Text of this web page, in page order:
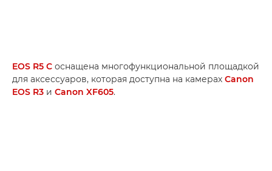
EOS R5 C оснащена многофункциональной площадкой
для аксессуаров, которая доступна на камерах Canon
EOS R3 и Canon XF605.